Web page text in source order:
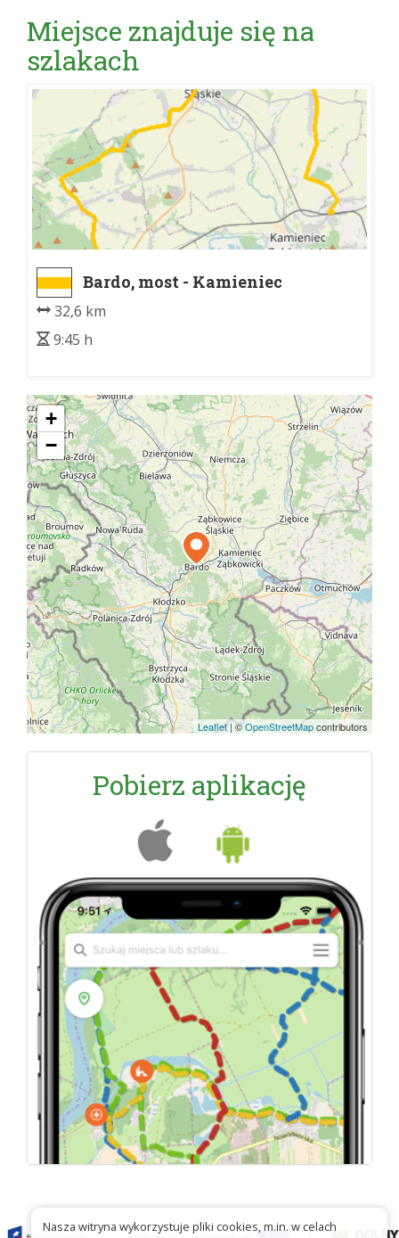
Miejsce znajduje się na
szlakach
Bardo, most - Kamieniec
Ząbkowicki, dw. kol.
32,6 km
9:45 h
+
−
Leaflet |©OpenStreetMapcontributors
Pobierz aplikację
Nasza witryna wykorzystuje pliki cookies, m.in. w celach